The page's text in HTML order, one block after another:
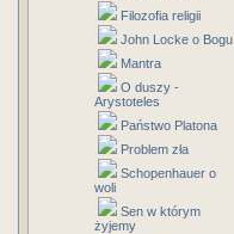
Filozofia religii
John Locke o Bogu
Mantra
O duszy -
Arystoteles
Państwo Platona
Problem zła
Schopenhauer o
woli
Sen w którym
żyjemy